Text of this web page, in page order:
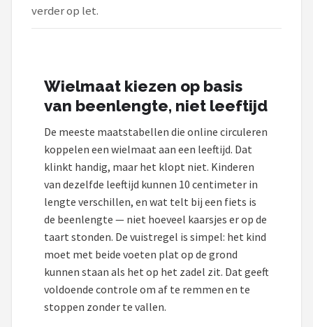
Stadsfietsen
Mountainbikes
POPULAIRE MERKEN
Basil
Volare
ABUS
AXA
New Looxs
verder op let.
Wielmaat kiezen op basis
van beenlengte, niet leeftijd
De meeste maatstabellen die online circuleren
koppelen een wielmaat aan een leeftijd. Dat
klinkt handig, maar het klopt niet. Kinderen
van dezelfde leeftijd kunnen 10 centimeter in
lengte verschillen, en wat telt bij een fiets is
de beenlengte — niet hoeveel kaarsjes er op de
taart stonden. De vuistregel is simpel: het kind
moet met beide voeten plat op de grond
kunnen staan als het op het zadel zit. Dat geeft
voldoende controle om af te remmen en te
stoppen zonder te vallen.